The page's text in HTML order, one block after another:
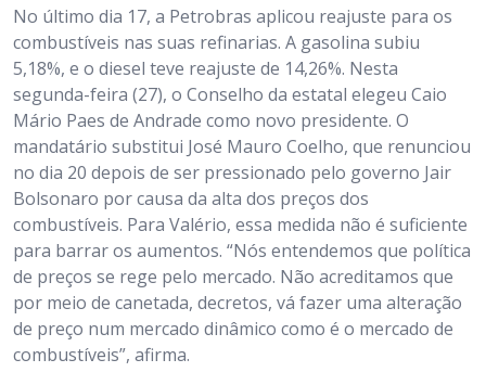
No último dia 17, a Petrobras aplicou reajuste para os
combustíveis nas suas refinarias. A gasolina subiu
5,18%, e o diesel teve reajuste de 14,26%. Nesta
segunda-feira (27), o Conselho da estatal elegeu Caio
Mário Paes de Andrade como novo presidente. O
mandatário substitui José Mauro Coelho, que renunciou
no dia 20 depois de ser pressionado pelo governo Jair
Bolsonaro por causa da alta dos preços dos
combustíveis. Para Valério, essa medida não é suficiente
para barrar os aumentos. “Nós entendemos que política
de preços se rege pelo mercado. Não acreditamos que
por meio de canetada, decretos, vá fazer uma alteração
de preço num mercado dinâmico como é o mercado de
combustíveis”, afirma.